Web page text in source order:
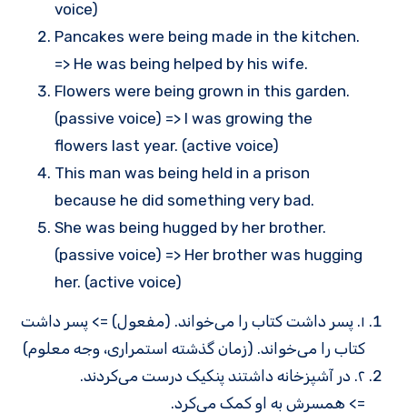
voice)
Pancakes were being made in the kitchen.
=> He was being helped by his wife.
Flowers were being grown in this garden.
(passive voice) => I was growing the
flowers last year. (active voice)
This man was being held in a prison
because he did something very bad.
She was being hugged by her brother.
(passive voice) => Her brother was hugging
her. (active voice)
۱. پسر داشت کتاب را می‌خواند. (مفعول) => پسر داشت
کتاب را می‌خواند. (زمان گذشته استمراری، وجه معلوم)
۲. در آشپزخانه داشتند پنکیک درست می‌کردند.
=> همسرش به او کمک می‌کرد.